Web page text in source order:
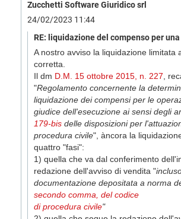
Zucchetti Software Giuridico srl
24/02/2023 11:44
RE: liquidazione del compenso per
A nostro avviso la liquidazione limitata
corretta.
Il dm D.M. 15 ottobre 2015, n. 227 ,
"Regolamento concernente la
liquidazione dei compensi per le
giudice dell'esecuzione ai sensi degli
179-bis delle disposizioni per
procedura civile", àncora la
quattro "fasi":
1) quella che va dal conferimento
redazione dell'avviso di vendita "
documentazione depositata a norma
secondo comma, del codice
di procedura civile"